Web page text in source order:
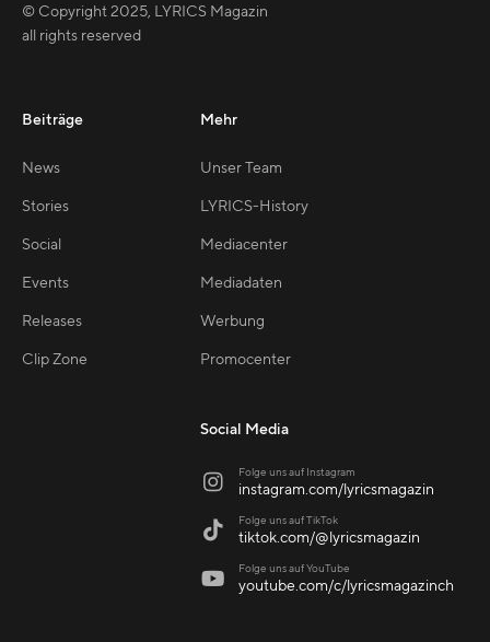
© Copyright2025, LYRICS Magazin
all rights reserved
Beiträge
News
Stories
Social
Events
Releases
Clip Zone
Mehr
Unser Team
LYRICS-History
Mediacenter
Mediadaten
Werbung
Promocenter
Social Media
 Folge uns auf Instagram
instagram.com/lyricsmagazin
 Folge uns auf TikTok
tiktok.com/@lyricsmagazin
 Folge uns auf YouTube
youtube.com/c/lyricsmagazinch